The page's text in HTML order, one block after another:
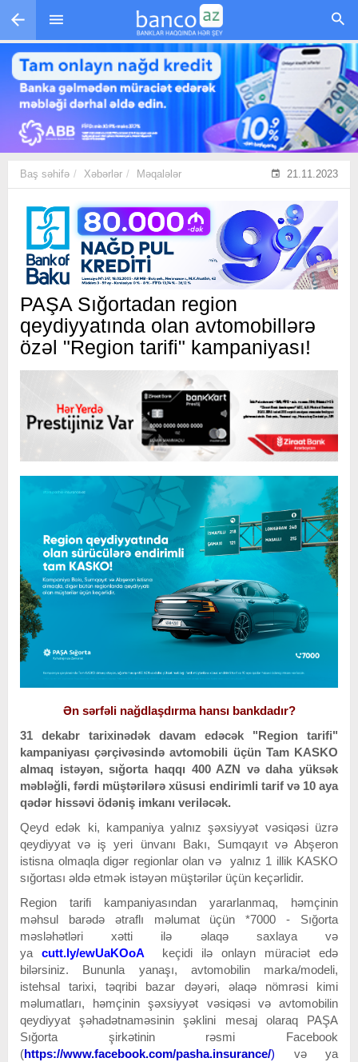
Skip to main content
Baş səhifə Xəbərlər Məqalələr 21.11.2023
PAŞA Sığortadan region
qeydiyyatında olan avtomobillərə
özəl "Region tarifi" kampaniyası!
Ən sərfəli nağdlaşdırma hansı bankdadır?
31 dekabr tarixinədək davam edəcək "Region tarifi"
kampaniyası çərçivəsində avtomobili üçün Tam KASKO
almaq istəyən, sığorta haqqı 400 AZN və daha yüksək
məbləğli, fərdi müştərilərə xüsusi endirimli tarif və 10 aya
qədər hissəvi ödəniş imkanı veriləcək.
Qeyd edək ki, kampaniya yalnız şəxsiyyət vəsiqəsi üzrə
qeydiyyat və iş yeri ünvanı Bakı, Sumqayıt və Abşeron
istisna olmaqla digər regionlar olan və yalnız 1 illik KASKO
sığortası əldə etmək istəyən müştərilər üçün keçərlidir.
Region tarifi kampaniyasından yararlanmaq, həmçinin
məhsul barədə ətraflı məlumat üçün *7000 - Sığorta
məsləhətləri xətti ilə əlaqə saxlaya və
ya cutt.ly/ewUaKOoA
keçidi ilə onlayn müraciət edə
bilərsiniz. Bununla yanaşı, avtomobilin marka/modeli,
istehsal tarixi, təqribi bazar dəyəri, əlaqə nömrəsi kimi
məlumatları, həmçinin şəxsiyyət vəsiqəsi və avtomobilin
qeydiyyat şəhadətnaməsinin şəklini mesaj olaraq PAŞA
Sığorta şirkətinin rəsmi Facebook
(https://www.facebook.com/pasha.insurance/) və ya